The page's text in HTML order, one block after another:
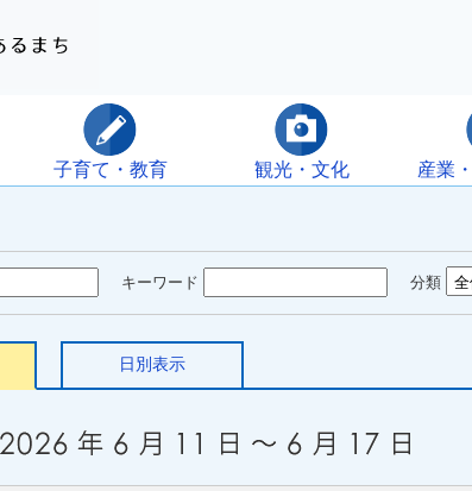
子育て・教育 観光・文化 産業
キーワード 分類
日別表示